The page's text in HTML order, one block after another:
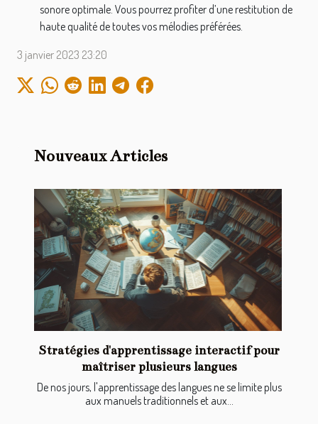
sonore optimale. Vous pourrez profiter d’une restitution de
haute qualité de toutes vos mélodies préférées.
3 janvier 2023 23:20
Nouveaux Articles
Stratégies d'apprentissage interactif pour
maîtriser plusieurs langues
De nos jours, l'apprentissage des langues ne se limite plus
aux manuels traditionnels et aux...